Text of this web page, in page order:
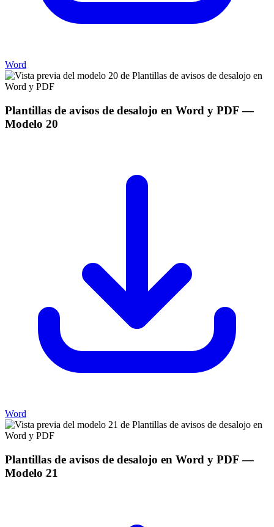
Word
Plantillas de avisos de desalojo en Word y PDF—
Modelo 20
Word
Plantillas de avisos de desalojo en Word y PDF—
Modelo 21